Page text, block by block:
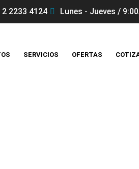
2 2233 4124 Lunes - Jueves /
SERVICIOS OFERTAS